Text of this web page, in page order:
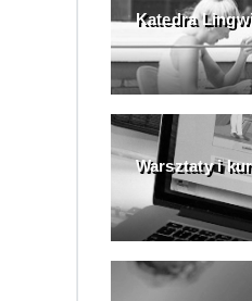
Katedra
Warsztaty i